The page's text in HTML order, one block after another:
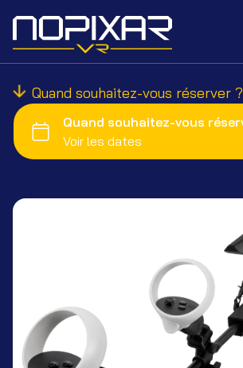
Quand souhaitez-vous réserver ?